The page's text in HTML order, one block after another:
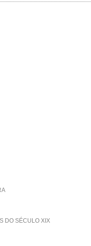
DO SÉCULO XIX